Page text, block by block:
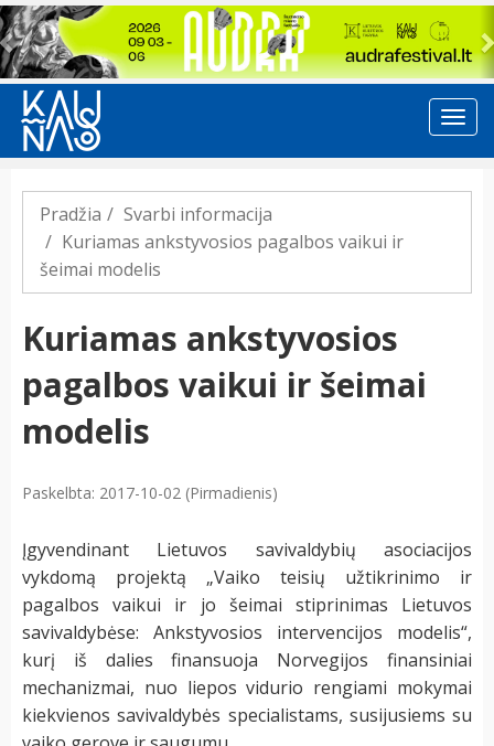
Previous
Pradžia
Svarbi informacija
Kuriamas ankstyvosios pagalbos vaikui ir
šeimai modelis
Kuriamas ankstyvosios
pagalbos vaikui ir šeimai
modelis
Paskelbta: 2017-10-02 (Pirmadienis)
Įgyvendinant Lietuvos savivaldybių asociacijos
vykdomą projektą „Vaiko teisių užtikrinimo ir
pagalbos vaikui ir jo šeimai stiprinimas Lietuvos
savivaldybėse: Ankstyvosios intervencijos modelis“,
kurį iš dalies finansuoja Norvegijos finansiniai
mechanizmai, nuo liepos vidurio rengiami mokymai
kiekvienos savivaldybės specialistams, susijusiems su